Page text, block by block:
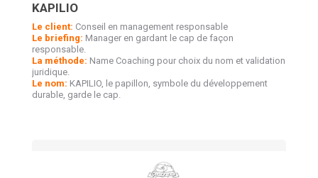
KAPILIO
Le client: Conseil en management responsable
Le briefing: Manager en gardant le cap de façon
responsable.
La méthode: Name Coaching pour choix du nom et validation
juridique.
Le nom: KAPILIO, le papillon, symbole du développement
durable, garde le cap.